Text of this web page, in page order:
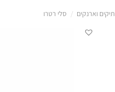
תיקים וארנקים / סלי רטרו